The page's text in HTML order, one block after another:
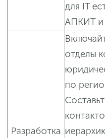
для IT
АПКИТ и
Разработка
отделы
по